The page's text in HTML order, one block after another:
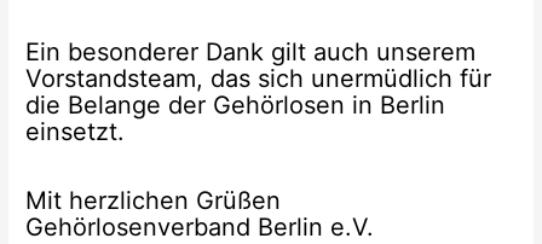
Ein besonderer Dank gilt auch unserem
Vorstandsteam, das sich unermüdlich für
die Belange der Gehörlosen in Berlin
einsetzt.
Mit herzlichen Grüßen
Gehörlosenverband Berlin e.V.